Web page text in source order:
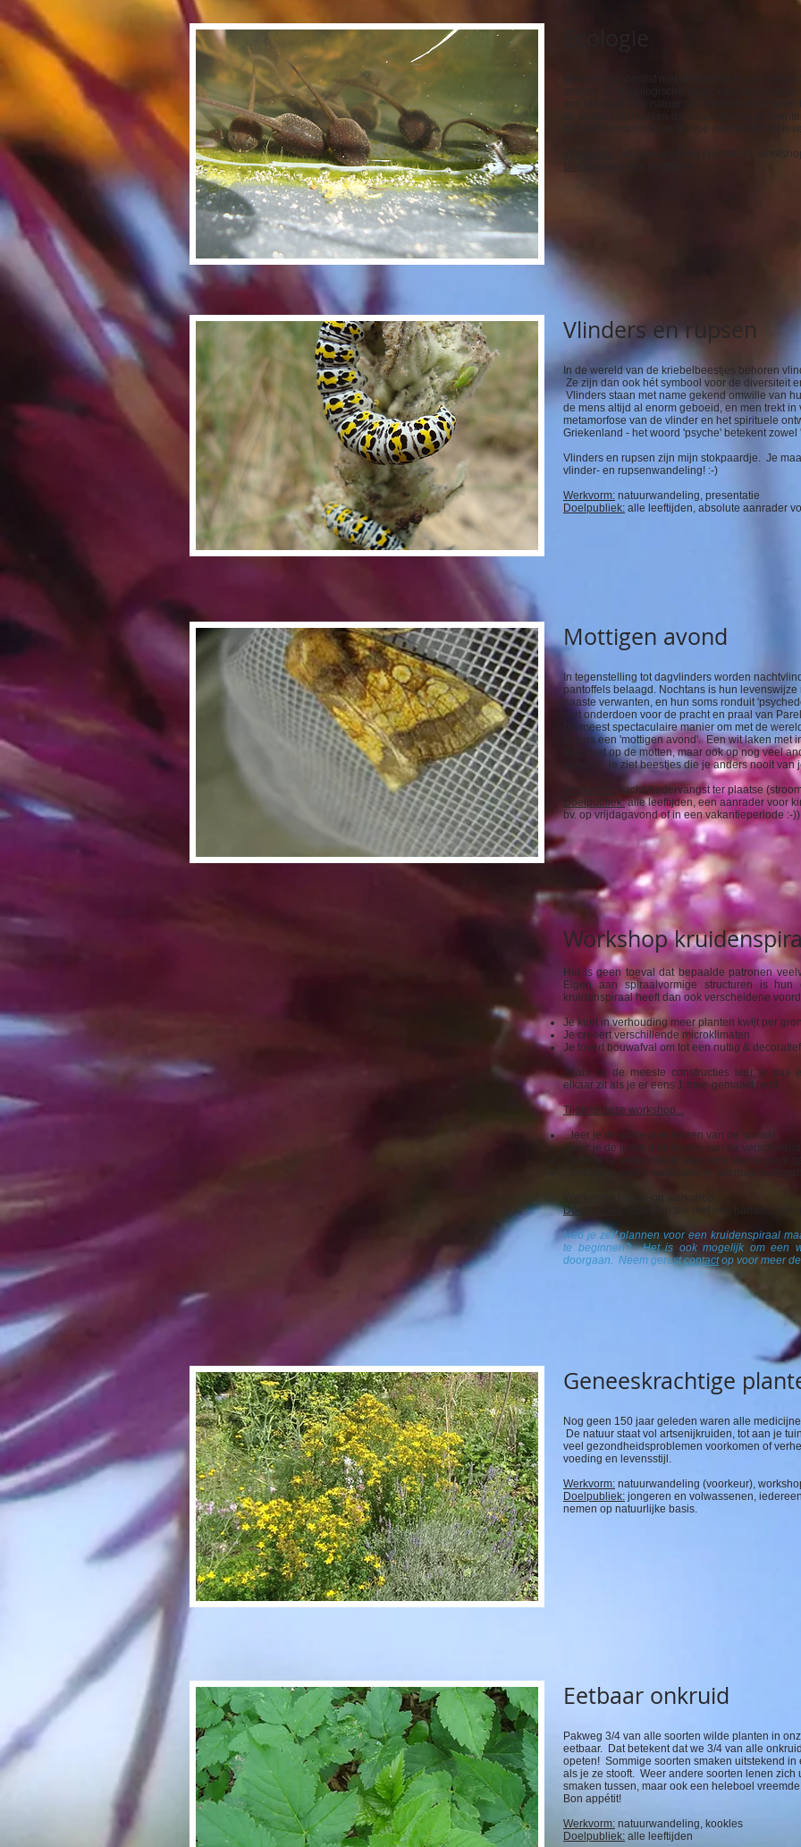
Mensen zijn beslist niet de uitvinders van
anders. Een biologische 'soort' kan niet
van uitmaakt. De natuur als systeem beter leren
de relaties zijn tussen de verschillende
dan ooit versteld staan bij hoe wonderlijk het
natuurwandeling (voorkeur),
Doelpubliek:
Vlinders en rupsen
In de wereld van de kriebelbeestjes behoren
Ze zijn dan ook hét symbool voor de diversiteit
Vlinders staan met name gekend omwille van
de mens altijd al enorm geboeid, en men trekt
metamorfose van de vlinder en het spirituele
Griekenland - het woord 'psyche' betekent zowel
Vlinders en rupsen zijn mijn stokpaardje. Je
vlinder- en rupsenwandeling! :-)
Werkvorm: natuurwandeling, presentatie
Doelpubliek: alle leeftijden, absolute aanrader
Mottigen avond
In tegenstelling tot dagvlinders worden
pantoffels belaagd. Nochtans is hun levenswijze
naaste verwanten, en hun soms ronduit
niet onderdoen voor de pracht en praal van
De meest spectaculaire manier om met de
tijdens een 'mottigen avond'. Een wit laken met
magneet op de motten, maar ook op nog veel
jewelste, je ziet beestjes die je anders nooit van
nachtvlindervangst ter plaatse
Doelpubliek:alle leeftijden, een aanrader voor
bv. op vrijdagavond of in een vakantieperiode :-))
Workshop
Het is geen toeval dat bepaalde patronen
Eigen aan spiraalvormige structuren is
kruidenspiraal heeft dan ook verscheidene
Je kunt in verhouding meer planten kwijt per
Je creëert verschillende microklimaten
Je tovert bouwafval om tot een nuttig &
Zoals bij de meeste constructies leer je pas
elkaar zit als je er eens 1 mee-gemaakt hebt.
Tijdens deze workshop...
...leer je de juiste plek kiezen van de spiraal
...leer je de juiste plek kiezen van de
...kom je te weten hoe je stap voor stap te werk
...ontdek je welke materialen je allemaal kunt
hands-on workshop
Doelpubliek
Heb je zelf plannen voor een kruidenspiraal
te beginnen? Het is ook mogelijk om een
doorgaan. Neem gerustcontactop voor meer
Geneeskrachtige
Nog geen 150 jaar geleden waren alle
De natuur staat vol artsenijkruiden, tot aan je
veel gezondheidsproblemen voorkomen of
voeding en levensstijl.
Werkvorm: natuurwandeling (voorkeur),
Doelpubliek: jongeren en volwassenen,
nemen op natuurlijke basis.
Eetbaar onkruid
Pakweg 3/4 van alle soorten wilde planten in
eetbaar. Dat betekent dat we 3/4 van alle
opeten! Sommige soorten smaken uitstekend
als je ze stooft. Weer andere soorten lenen
smaken tussen, maar ook een heleboel
Bon appétit!
Werkvorm: natuurwandeling, kookles
Doelpubliek: alle leeftijden